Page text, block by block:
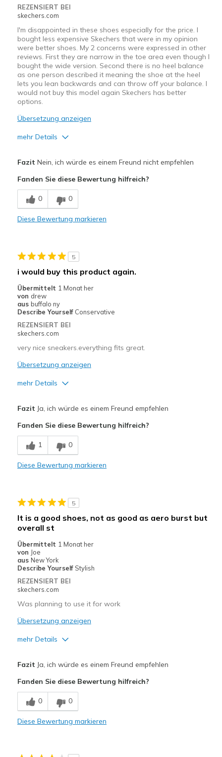
REZENSIERT BEI
skechers.com
I'm disappointed in these shoes especially for the price. I
bought less expensive Skechers that were in my opinion
were better shoes. My 2 concerns were expressed in other
reviews. First they are narrow in the toe area even though I
bought the wide version. Second there is no heel balance
as one person described it meaning the shoe at the heel
lets you lean backwards and can throw off your balance. I
would not buy this model again Skechers has better
options.
Übersetzung anzeigen
mehr Details
Sizing
Feels true to size
View On Shoes
Shoes are for Wearing
Fazit Nein, ich würde es einem Freund nicht empfehlen
Fanden Sie diese Bewertung hilfreich?
0 0
Diese Bewertung markieren
5
i would buy this product again.
Übermittelt 1 Monat her
von drew
aus buffalo ny
Describe Yourself Conservative
REZENSIERT BEI
skechers.com
very nice sneakers.everything fits great.
Übersetzung anzeigen
mehr Details
Geeignete Verwendung
Special Occasions
View On Shoes
Shoes are for Wearing
Fazit Ja, ich würde es einem Freund empfehlen
Fanden Sie diese Bewertung hilfreich?
1 0
Diese Bewertung markieren
5
It is a good shoes, not as good as aero burst but
overall st
Übermittelt 1 Monat her
von Joe
aus New York
Describe Yourself Stylish
REZENSIERT BEI
skechers.com
Was planning to use it for work
Übersetzung anzeigen
mehr Details
Geeignete Verwendung
Going Out
View On Shoes
I'm Into Shoes
Fazit Ja, ich würde es einem Freund empfehlen
Fanden Sie diese Bewertung hilfreich?
0 0
Diese Bewertung markieren